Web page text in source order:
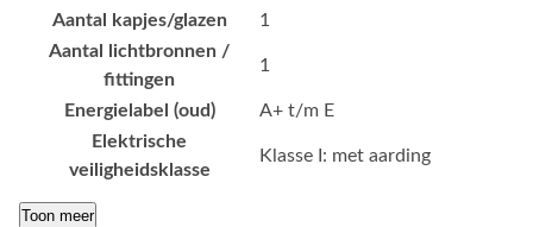
Aantal kapjes/glazen
1
Aantal lichtbronnen /
fittingen
1
Energielabel (oud)
A+ t/m E
Elektrische
veiligheidsklasse
Klasse I: met aarding
Toon meer